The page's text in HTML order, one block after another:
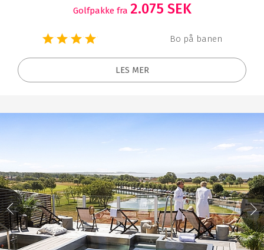
Golfpakke fra 2.075 SEK
Bo på banen
LES MER